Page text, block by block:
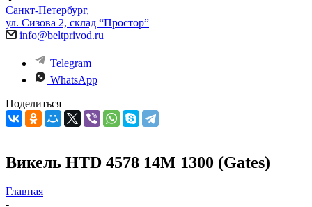
Санкт-Петербург,
ул. Сизова 2, склад “Простор”
info@beltprivod.ru
Telegram
WhatsApp
Поделиться
Викель HTD 4578 14M 1300 (Gates)
Главная
-